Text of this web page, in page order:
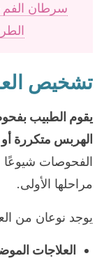
سرطان الفم
تشخيص
يقوم الطبيب
الهربس متكررة أو
الفحوصات شيوعًا
مراحلها الأولى.
يوجد نوعان من
العلاجات